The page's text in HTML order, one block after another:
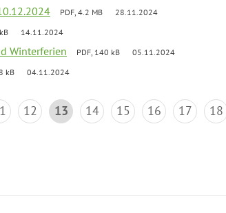
PDF, 4.2 MB 28.11.2024
14.11.2024
Winterferien PDF, 140 kB 05.11.2024
kB 04.11.2024
12 13 14 15 16 17 18